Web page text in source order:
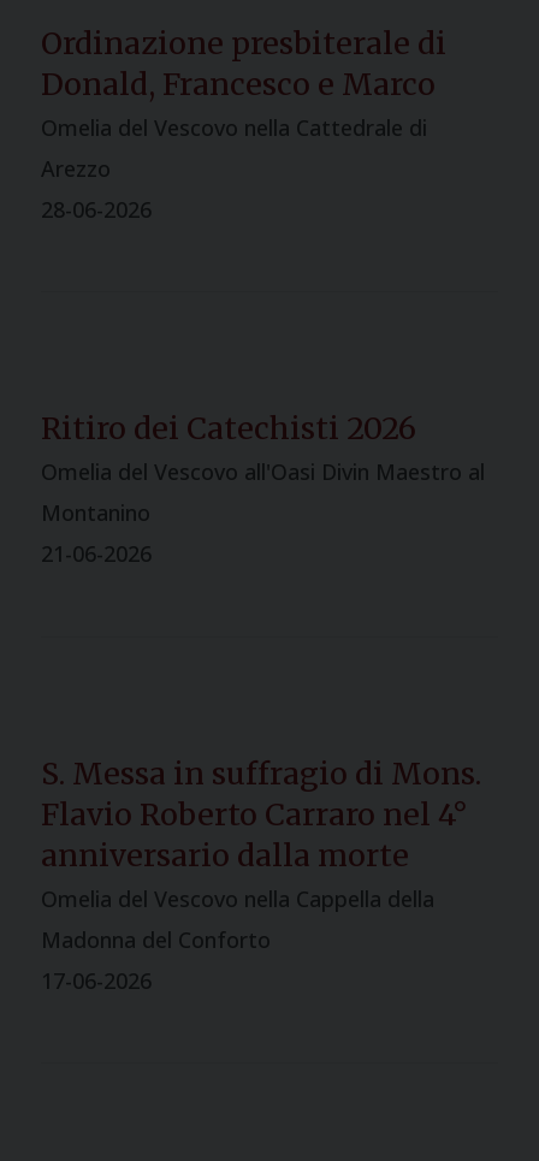
Ordinazione presbiterale di
Donald, Francesco e Marco
Omelia del Vescovo nella Cattedrale di
Arezzo
28-06-2026
Ritiro dei Catechisti 2026
Omelia del Vescovo all'Oasi Divin Maestro al
Montanino
21-06-2026
S. Messa in suffragio di Mons.
Flavio Roberto Carraro nel 4°
anniversario dalla morte
Omelia del Vescovo nella Cappella della
Madonna del Conforto
17-06-2026